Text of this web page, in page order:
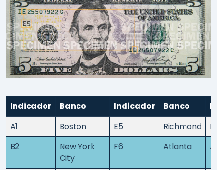
Indicador Banco Indicador Banco
A1
Boston E5 Richmond
I9
B2
New York
City
F6 Atlanta